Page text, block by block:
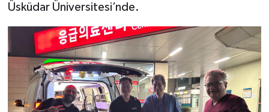
Üsküdar Üniversitesi’nde.